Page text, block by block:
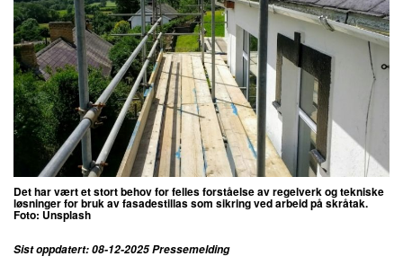
Det har vært et stort behov for felles forståelse av regelverk og tekniske
løsninger for bruk av fasadestillas som sikring ved arbeid på skråtak.
Foto: Unsplash
Sist oppdatert: 08-12-2025 Pressemelding